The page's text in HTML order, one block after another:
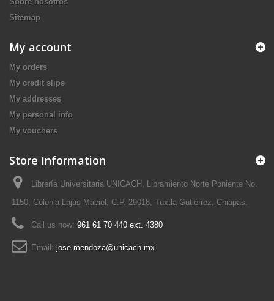
Sitemap
My account
My orders
My credit slips
My addresses
My personal info
My vouchers
Store Information
Librería Universitaria UNICACH, Libramiento Norte Poniente No.
1150, Colonia Lajas Maciel, C.P. 29018, Tuxtla Gutiérrez, Chiapas.
Call us now: 961 61 70 440 ext. 4380
Email: jose.mendoza@unicach.mx